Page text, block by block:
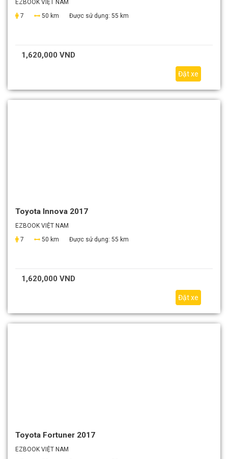
EZBOOK VIỆT NAM
7
50 km Được sử dụng: 55 km
1,620,000 VND
Đặt xe
Toyota Innova 2017
EZBOOK VIỆT NAM
7
50 km Được sử dụng: 55 km
1,620,000 VND
Đặt xe
Toyota Fortuner 2017
EZBOOK VIỆT NAM